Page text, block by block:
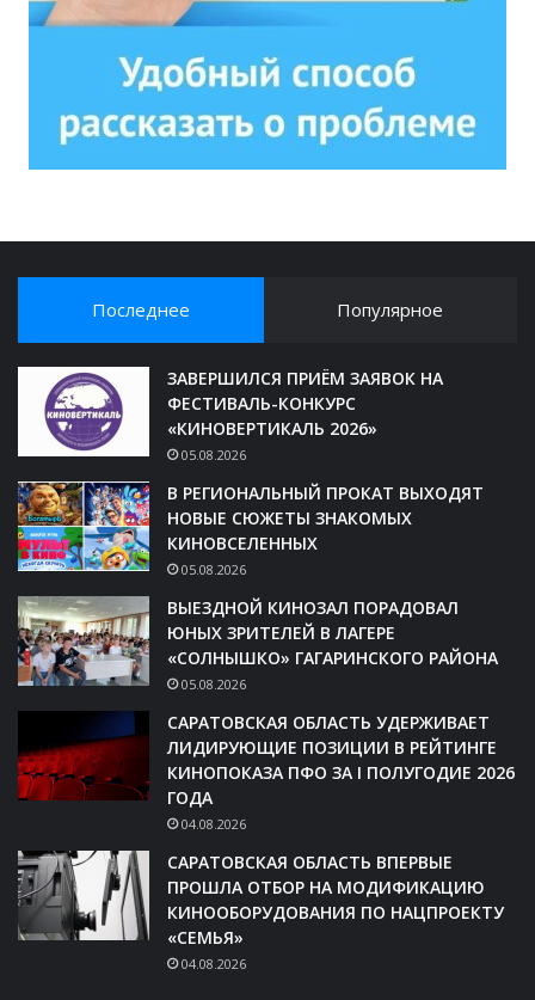
Последнее Популярное
ЗАВЕРШИЛСЯ ПРИЁМ ЗАЯВОК НА
ФЕСТИВАЛЬ-КОНКУРС
«КИНОВЕРТИКАЛЬ 2026»
05.08.2026
В РЕГИОНАЛЬНЫЙ ПРОКАТ ВЫХОДЯТ
НОВЫЕ СЮЖЕТЫ ЗНАКОМЫХ
КИНОВСЕЛЕННЫХ
05.08.2026
ВЫЕЗДНОЙ КИНОЗАЛ ПОРАДОВАЛ
ЮНЫХ ЗРИТЕЛЕЙ В ЛАГЕРЕ
«СОЛНЫШКО» ГАГАРИНСКОГО РАЙОНА
05.08.2026
САРАТОВСКАЯ ОБЛАСТЬ УДЕРЖИВАЕТ
ЛИДИРУЮЩИЕ ПОЗИЦИИ В РЕЙТИНГЕ
КИНОПОКАЗА ПФО ЗА I ПОЛУГОДИЕ 2026
ГОДА
04.08.2026
САРАТОВСКАЯ ОБЛАСТЬ ВПЕРВЫЕ
ПРОШЛА ОТБОР НА МОДИФИКАЦИЮ
КИНООБОРУДОВАНИЯ ПО НАЦПРОЕКТУ
«СЕМЬЯ»
04.08.2026